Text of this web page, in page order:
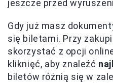
jeszcze przed
Gdy już masz
się biletami. Przy
skorzystać z opcji
kliknięć, aby znaleźć
biletów różnią się w